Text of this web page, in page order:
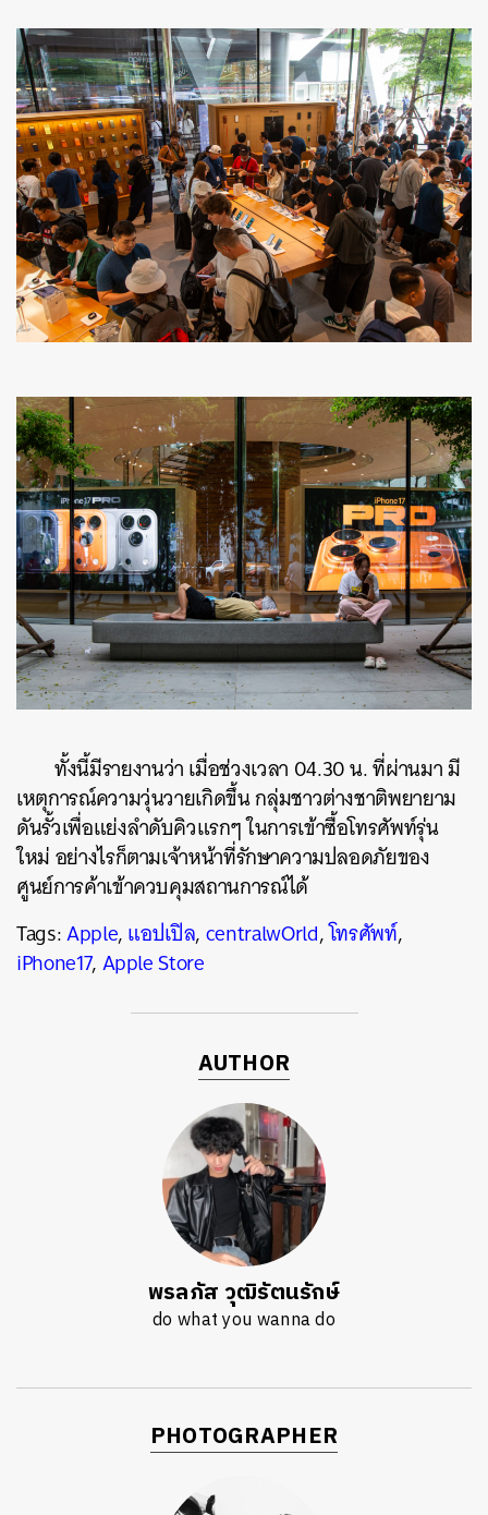
ทั้งนี้มีรายงานว่า เมื่อช่วงเวลา 04.30 น. ที่ผ่านมา มี
เหตุการณ์ความวุ่นวายเกิดขึ้น กลุ่มชาวต่างชาติพยายาม
ดันรั้วเพื่อแย่งลำดับคิวแรกๆ ในการเข้าซื้อโทรศัพท์รุ่น
ใหม่ อย่างไรก็ตามเจ้าหน้าที่รักษาความปลอดภัยของ
ศูนย์การค้าเข้าควบคุมสถานการณ์ได้
Tags:Apple,แอปเปิล,centralwOrld,โทรศัพท์,
iPhone17,Apple Store
AUTHOR
พรลภัส วุฒิรัตนรักษ์
do what you wanna do
PHOTOGRAPHER
ค้นหา
SHARE TWEET LINE EMAIL